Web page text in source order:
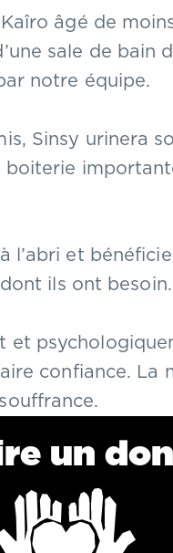
âgé de
sale de bain
notre équipe.
Sinsy urinera
l’abri et
ils ont besoin.
et
confiance. La
un don